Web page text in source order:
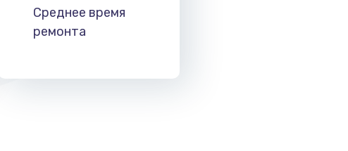
Среднее время
ремонта